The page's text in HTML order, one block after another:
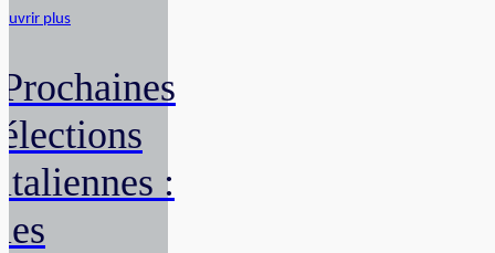
plus
Prochaines
élections
italiennes :
les